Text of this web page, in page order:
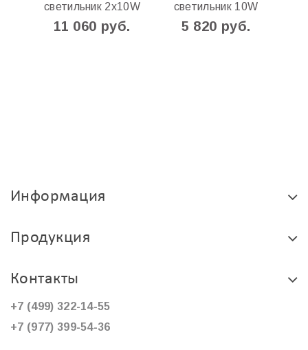
светильник 2x10W
11 060 руб.
светильник 10W
5 820 руб.
Информация
Продукция
Контакты
+7 (499) 322-14-55
+7 (977) 399-54-36